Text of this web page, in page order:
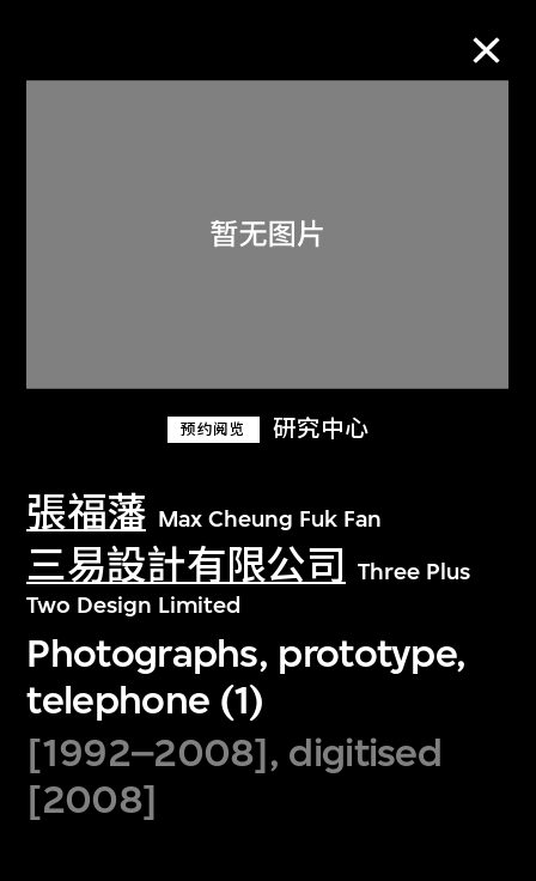
预约阅览 研究中心
張福藩 Max Cheung Fuk Fan
三易設計有限公司
Three Plus
Two Design Limited
Photographs, prototype,
telephone (1)
[1992–2008], digitised
[2008]
关于M+藏品
探索世界顶级的二十及二十一世纪视觉
文化藏品。